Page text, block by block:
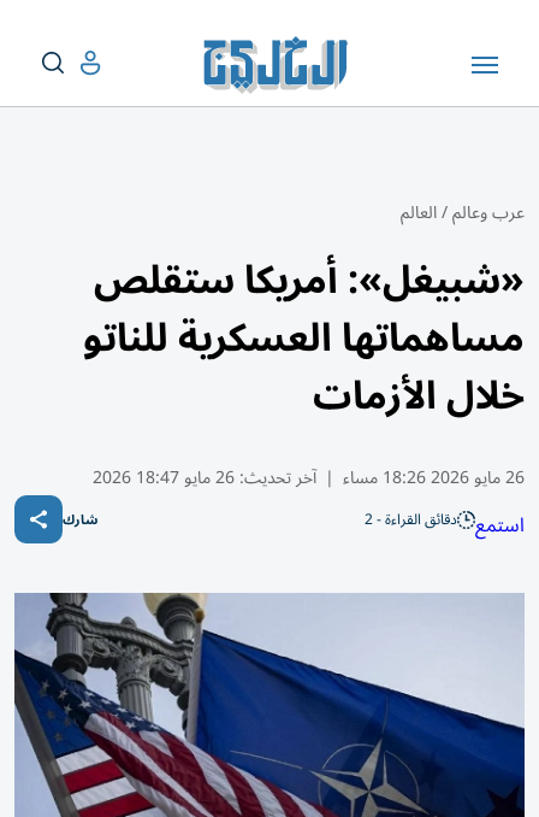
عرب وعالم/العالم
«شبيغل»: أمريكا ستقلص
مساهماتها العسكرية للناتو
خلال الأزمات
26 مايو 2026 18:26 مساء | آخر تحديث:26 مايو 18:47 2026
استمع دقائق القراءة - 2 شارك